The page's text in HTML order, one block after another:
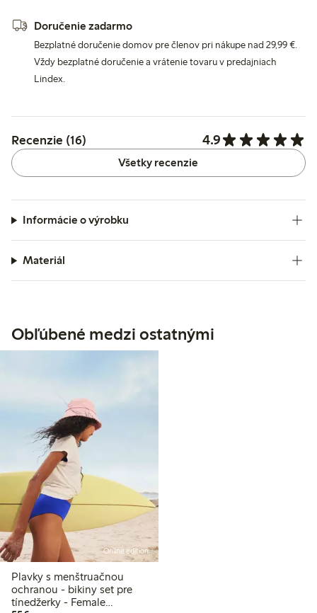
Doručenie zadarmo
Bezplatné doručenie domov pre členov pri nákupe nad 29,99 €.
Vždy bezplatné doručenie a vrátenie tovaru v predajniach
Lindex.
Recenzie (16) 4.9
Všetky recenzie
Informácie o výrobku
Materiál
Obľúbené medzi ostatnými
Online edition
Plavky s menštruačnou
ochranou - bikiny set pre
tínedžerky - Female